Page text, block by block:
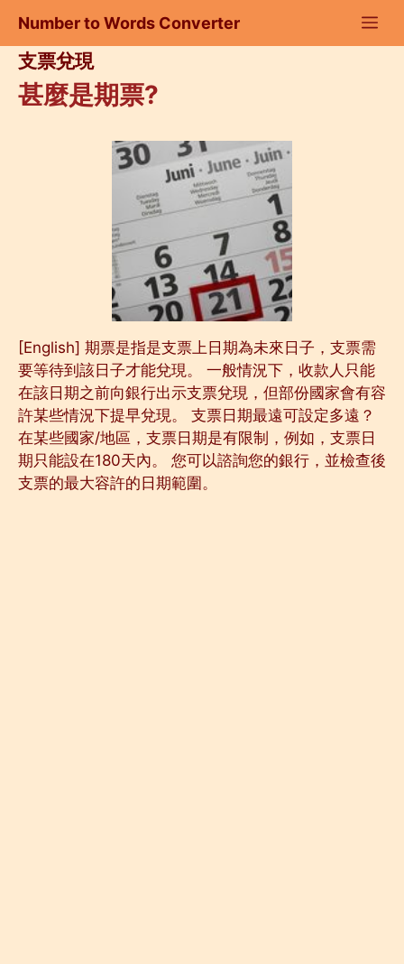
content
Number to Words Converter
支票兌現
甚麼是期票?
[English] 期票是指是支票上日期為未來日子，支票需
要等待到該日子才能兌現。 一般情況下，收款人只能
在該日期之前向銀行出示支票兌現，但部份國家會有容
許某些情況下提早兌現。 支票日期最遠可設定多遠？
在某些國家/地區，支票日期是有限制，例如，支票日
期只能設在180天內。 您可以諮詢您的銀行，並檢查後
支票的最大容許的日期範圍。